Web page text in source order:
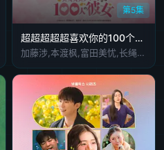
第5集
超超超超超喜欢你的100个女朋友第三季
加藤涉,本渡枫,富田美忧,长绳麻理亚,濑户麻沙美,朝井彩加,上坂堇,进藤天音,三森铃子,高桥李依,Lynn,高尾奏音,石原夏织,竹达彩奈,千叶繁,上田祐司